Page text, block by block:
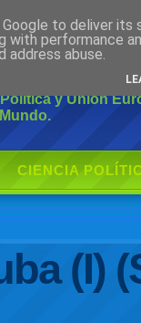
y Unión
CIENCIA
(I)
to deliver its
with performance
abuse.